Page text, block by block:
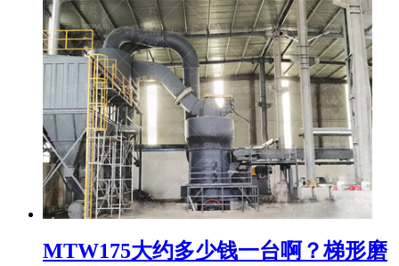
MTW175大约多少钱一台啊？梯形磨